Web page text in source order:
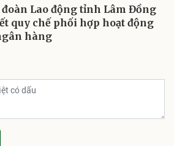
Lao động tỉnh Lâm Đồng
quy chế phối hợp hoạt động
hàng